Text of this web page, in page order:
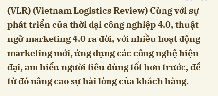
(VLR) (Vietnam Logistics Review) Cùng với sự
phát triển của thời đại công nghiệp 4.0, thuật
ngữ marketing 4.0 ra đời, với nhiều hoạt động
marketing mới, ứng dụng các công nghệ hiện
đại, am hiểu người tiêu dùng tốt hơn trước, để
từ đó nâng cao sự hài lòng của khách hàng.